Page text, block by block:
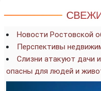
Новости Ростовской
Перспективы
Слизни атакуют дачи
опасны для людей и